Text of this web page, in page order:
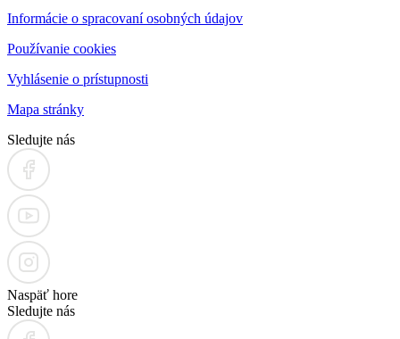
Informácie o spracovaní osobných údajov
Používanie cookies
Vyhlásenie o prístupnosti
Mapa stránky
Sledujte nás
Naspäť hore
Sledujte nás